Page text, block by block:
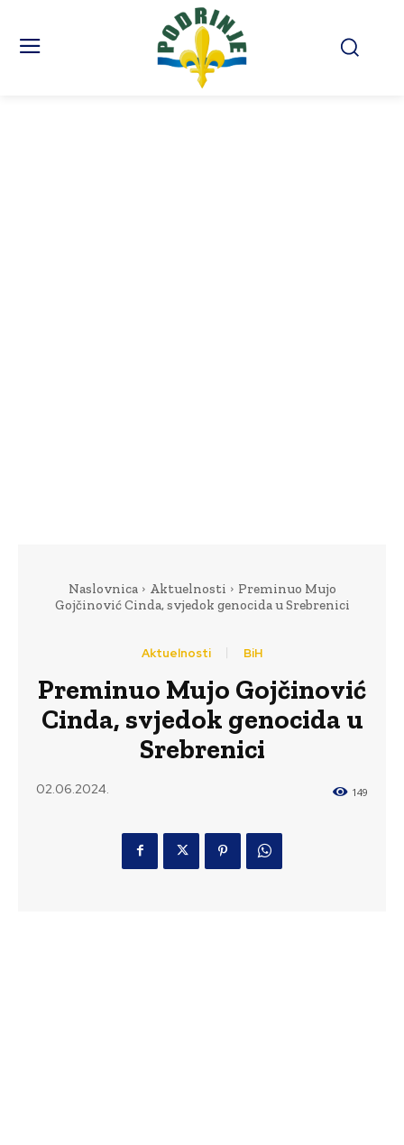
Naslovnica Aktuelnosti
Preminuo Mujo
Gojčinović Cinda, svjedok genocida u Srebrenici
Aktuelnosti BiH
Preminuo Mujo Gojčinović
Cinda, svjedok genocida u
Srebrenici
02.06.2024. 149